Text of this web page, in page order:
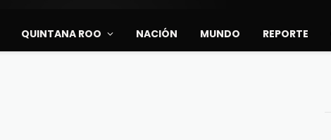
QUINTANA ROO NACIÓN MUNDO REPORTE